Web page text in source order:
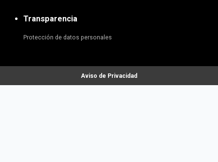
Transparencia
Protección de datos personales
Aviso de Privacidad